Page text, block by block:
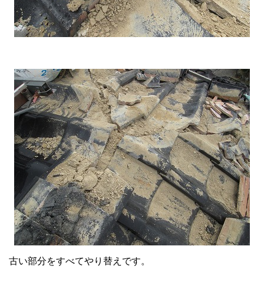
古い部分をすべてやり替えです。